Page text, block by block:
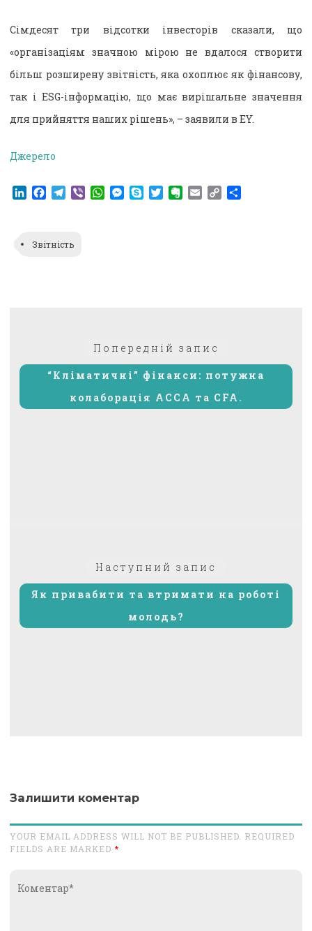
Сімдесят три відсотки інвесторів сказали, що
«організаціям значною мірою не вдалося створити
більш розширену звітність, яка охоплює як фінансову,
так і ESG-інформацію, що має вирішальне значення
для прийняття наших рішень», – заявили в EY.
Джерело
LinkedIn
Facebook
Telegram
ViberWhatsApp
Messenger
SkypeTwitterEvernote
EmailCopy
Звітність
Попередній запис
“Кліматичні” фінанси: потужна
колаборація АССА та CFA.
Наступний запис
запис:
Як привабити та втримати на роботі
молодь?
Залишити коментар
YOUR EMAIL ADDRESS WILL NOT BE PUBLISHED. REQUIRED
FIELDS ARE MARKED *